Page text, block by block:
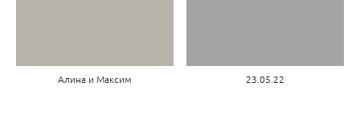
Алина и Максим 23.05.22